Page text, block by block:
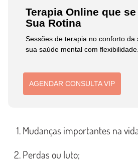
Terapia Online que
Sua Rotina
Sessões de terapia no conforto da
sua saúde mental com flexibilidade.
AGENDAR CONSULTA VIP
Mudanças importantes na
Perdas ou luto;